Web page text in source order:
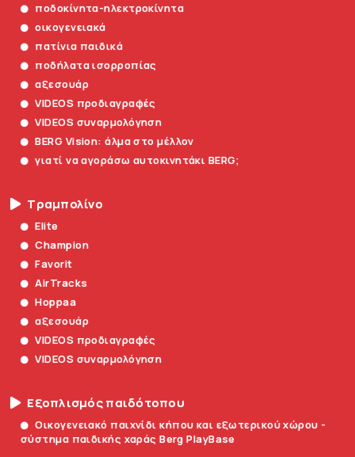
ποδοκίνητα-ηλεκτροκίνητα
οικογενειακά
πατίνια παιδικά
ποδήλατα ισορροπίας
αξεσουάρ
VIDEOS προδιαγραφές
VIDEOS συναρμολόγηση
BERG Vision: άλμα στο μέλλον
γιατί να αγοράσω αυτοκινητάκι BERG;
Τραμπολίνο
Elite
Champion
Favorit
AirTracks
Hoppaa
αξεσουάρ
VIDEOS προδιαγραφές
VIDEOS συναρμολόγηση
Εξοπλισμός παιδότοπου
Οικογενειακό παιχνίδι κήπου και εξωτερικού χώρου -
σύστημα παιδικής χαράς Berg PlayBase